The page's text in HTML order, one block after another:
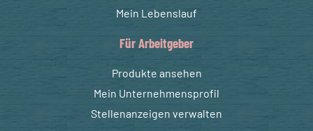
Mein Lebenslauf
Für Arbeitgeber
Produkte ansehen
Mein Unternehmensprofil
Stellenanzeigen verwalten